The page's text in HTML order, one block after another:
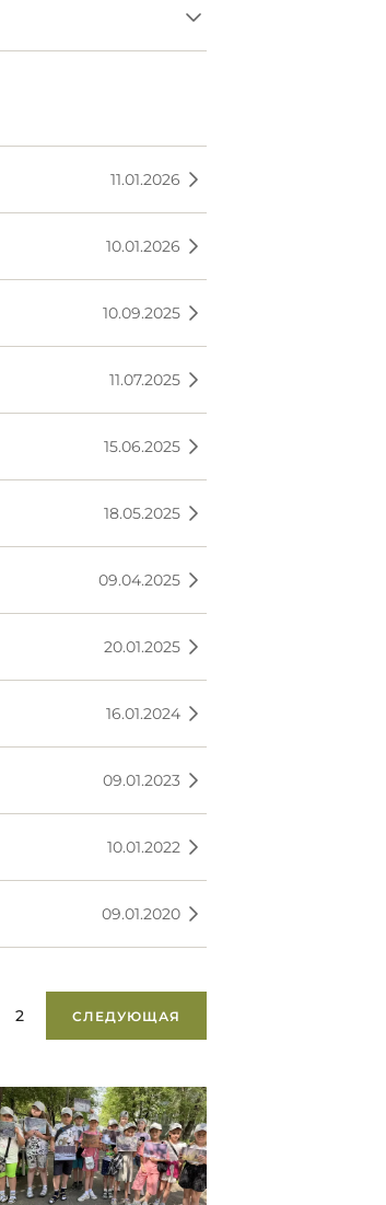
11.01.2026
10.01.2026
10.09.2025
11.07.2025
15.06.2025
18.05.2025
09.04.2025
20.01.2025
16.01.2024
09.01.2023
10.01.2022
09.01.2020
2 СЛЕДУЮЩАЯ